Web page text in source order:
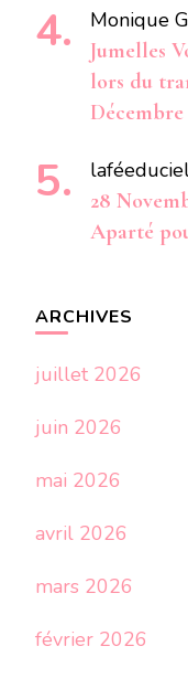
Monique
Jumelles
lors du
Décembre
28
Aparté
ARCHIVES
juillet 2026
juin 2026
mai 2026
avril 2026
mars 2026
février 2026